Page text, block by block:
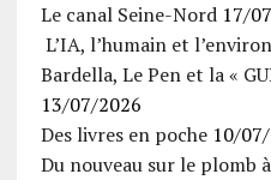
Le canal Seine-Nord 17/
L’IA, l’humain et
Bardella, Le Pen et la «
13/07/2026
Des livres en poche 10/
Du nouveau sur le plomb